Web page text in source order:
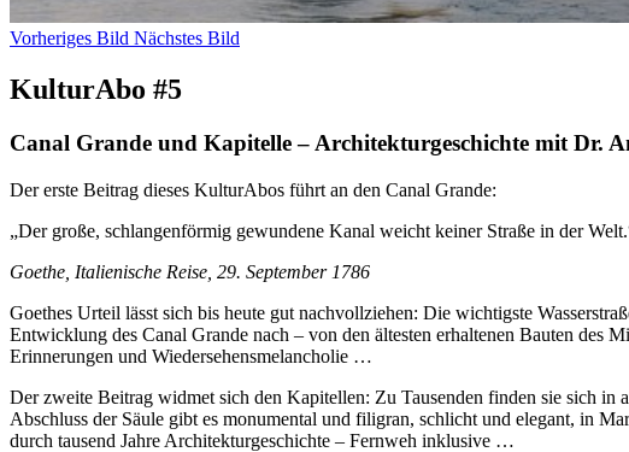
Vorheriges Bild Nächstes Bild
KulturAbo #5
Canal Grande und Kapitelle – Architekturgeschichte mit Dr.
Der erste Beitrag dieses KulturAbos führt an den Canal Grande:
„Der große, schlangenförmig gewundene Kanal weicht keiner Straße in der
Goethe, Italienische Reise, 29. September 1786
Goethes Urteil lässt sich bis heute gut nachvollziehen: Die wichtigste
Entwicklung des Canal Grande nach – von den ältesten erhaltenen Bauten des
Erinnerungen und Wiedersehensmelancholie …
Der zweite Beitrag widmet sich den Kapitellen: Zu Tausenden finden sie sich in
Abschluss der Säule gibt es monumental und filigran, schlicht und elegant, in
durch tausend Jahre Architekturgeschichte – Fernweh inklusive …